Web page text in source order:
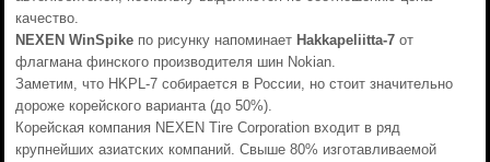
качество.
NEXEN WinSpikeпо рисунку напоминает Hakkapeliitta-7от
флагмана финского производителя шин Nokian.
Заметим, что HKPL-7 собирается в России, но стоит значительно
дороже корейского варианта (до 50%).
Корейская компания NEXEN Tire Corporation входит в ряд
крупнейших азиатских компаний. Свыше 80% изготавливаемой